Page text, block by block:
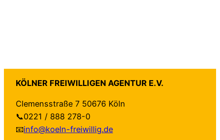
KÖLNER FREIWILLIGEN AGENTUR E.V.
Clemensstraße 7 50676 Köln
📞0221 / 888 278-0
📧info@koeln-freiwillig.de